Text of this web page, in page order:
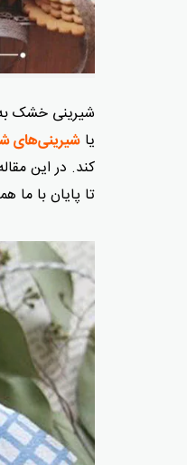
شیرینی خشک
یا شیرینی‌های
کند. در این
تا پایان با ما